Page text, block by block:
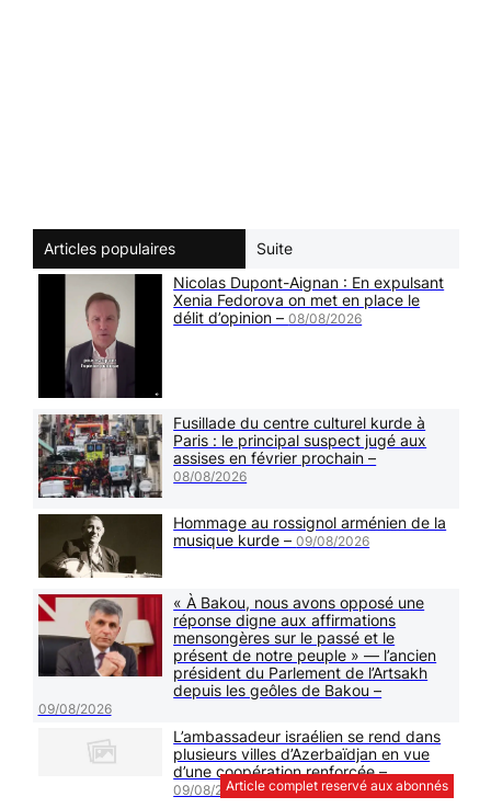
Articles populaires
Suite
Nicolas Dupont-Aignan : En expulsant
Xenia Fedorova on met en place le
délit d’opinion –08/08/2026
Fusillade du centre culturel kurde à
Paris : le principal suspect jugé aux
assises en février prochain –
08/08/2026
Hommage au rossignol arménien de la
musique kurde –09/08/2026
« À Bakou, nous avons opposé une
réponse digne aux affirmations
mensongères sur le passé et le
présent de notre peuple » — l’ancien
président du Parlement de l’Artsakh
depuis les geôles de Bakou –
09/08/2026
Article complet reservé aux abonnés
L’ambassadeur israélien se rend dans
plusieurs villes d’Azerbaïdjan en vue
d’une coopération renforcée –
09/08/2026